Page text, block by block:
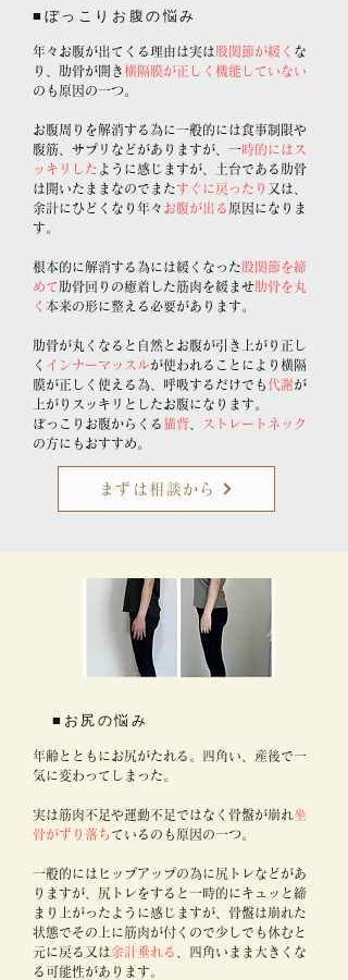
​■ぼっこりお腹の悩み
​年々お腹が出てくる理由は実は 股関節が緩く な
り、肋骨が開き横隔膜が正しく機能していない
のも原因の一つ。
お腹周りを解消する為に一般的には食事制限や
腹筋、サプリなどがありますが、一時的にはス
ッキリした ように感じますが、土台である肋骨
は開いたままなのでまたすぐに戻ったり 又は、
余計にひどくなり年々 お腹が出る 原因になりま
す。
根本的に解消する為には緩くなった 股関節を締
めて 肋骨回りの癒着した筋肉を緩ませ肋骨を丸
く 本来の形に整える必要があります。
肋骨が丸くなると自然とお腹が引き上がり正し
く インナーマッスルが使われることにより横隔
膜が正しく使える為、呼吸するだけでも 代謝が
上がりスッキリとしたお腹になります。
ぽっこりお腹からくる 猫背
ストレートネック
の方にもおすすめ。
まずは相談から
■お尻の悩み
年齢とともにお尻がたれる。四角い、産後で一
気に変わってしまった。
実は筋肉不足や運動不足ではなく骨盤が崩れ坐
骨がずり落ちているのも原因の一つ。
一般的にはヒップアップの為に尻トレなどがあ
りますが、尻トレをすると一時的にキュッと締
まり上がったように感じますが、骨盤は崩れた
状態でその上に筋肉が付くので少しでも休むと
元に戻る又は 余計垂れる
、四角いまま大きくな
る可能性があります。